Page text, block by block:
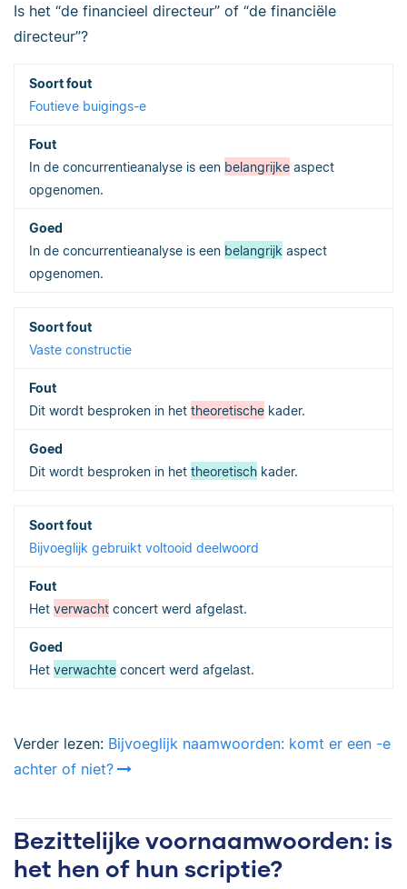
Is het “de financieel directeur” of “de financiële
directeur”?
Foutieve buigings-e
In de concurrentieanalyse is een belangrijke aspect
opgenomen.
In de concurrentieanalyse is een belangrijk aspect
opgenomen.
Vaste constructie
Dit wordt besproken in het theoretische kader.
Dit wordt besproken in het theoretisch kader.
Bijvoeglijk gebruikt voltooid deelwoord
Het verwacht concert werd afgelast.
Het verwachte concert werd afgelast.
Verder lezen: Bijvoeglijk naamwoorden: komt er een -e
achter of niet?
Bezittelijke voornaamwoorden: is
het hen of hun scriptie?